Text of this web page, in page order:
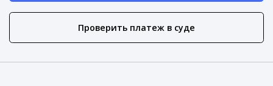
Проверить платеж в суде